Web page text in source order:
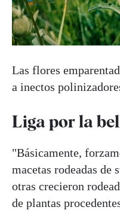
Las flores
a inectos
Liga por la
"Básicamente,
macetas rodeadas de
otras crecieron
de plantas